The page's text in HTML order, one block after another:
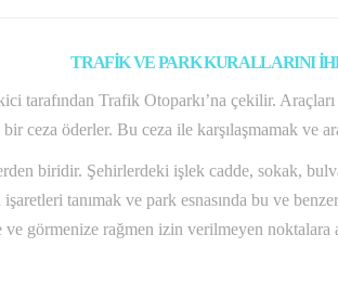
TRAFİK VE PARK KURALLARINI
tarafından Trafik Otoparkı’na çekilir.
ceza öderler. Bu ceza ile karşılaşmamak ve
biridir. Şehirlerdeki işlek cadde, sokak,
tanımak ve park esnasında bu ve
görmenize rağmen izin verilmeyen noktalara